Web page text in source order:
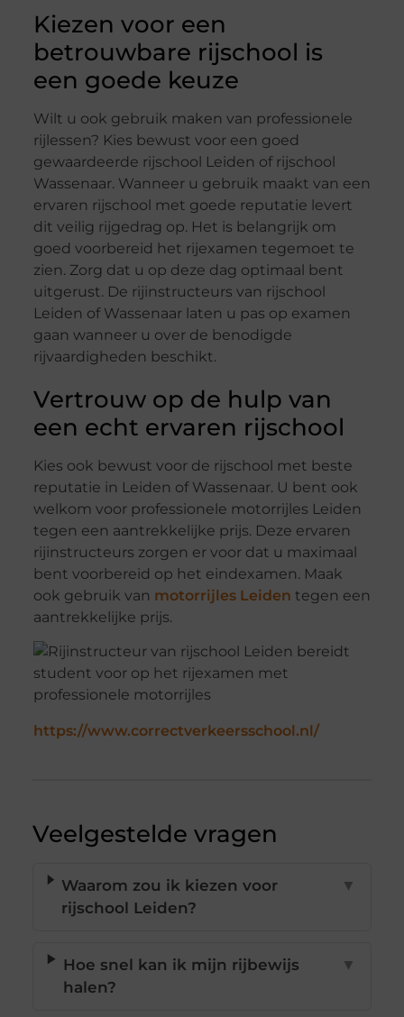
Kiezen voor een
betrouwbare rijschool is
een goede keuze
Wilt u ook gebruik maken van professionele
rijlessen? Kies bewust voor een goed
gewaardeerde rijschool Leiden of rijschool
Wassenaar. Wanneer u gebruik maakt van een
ervaren rijschool met goede reputatie levert
dit veilig rijgedrag op. Het is belangrijk om
goed voorbereid het rijexamen tegemoet te
zien. Zorg dat u op deze dag optimaal bent
uitgerust. De rijinstructeurs van rijschool
Leiden of Wassenaar laten u pas op examen
gaan wanneer u over de benodigde
rijvaardigheden beschikt.
Vertrouw op de hulp van
een echt ervaren rijschool
Kies ook bewust voor de rijschool met beste
reputatie in Leiden of Wassenaar. U bent ook
welkom voor professionele motorrijles Leiden
tegen een aantrekkelijke prijs. Deze ervaren
rijinstructeurs zorgen er voor dat u maximaal
bent voorbereid op het eindexamen. Maak
ook gebruik van motorrijles Leiden tegen een
aantrekkelijke prijs.
https://www.correctverkeersschool.nl/
Veelgestelde vragen
Waarom zou ik kiezen voor
rijschool Leiden?
▼
Hoe snel kan ik mijn rijbewijs
halen?
▼